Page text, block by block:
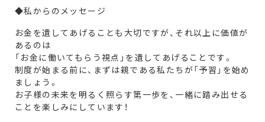
◆私からのメッセージ
お金を遺してあげることも大切ですが、それ以上に価値が
あるのは
「お金に働いてもらう視点」を遺してあげることです。
制度が始まる前に、まずは親である私たちが「予習」を始め
ましょう。
お子様の未来を明るく照らす第一歩を、一緒に踏み出せる
ことを楽しみにしています！